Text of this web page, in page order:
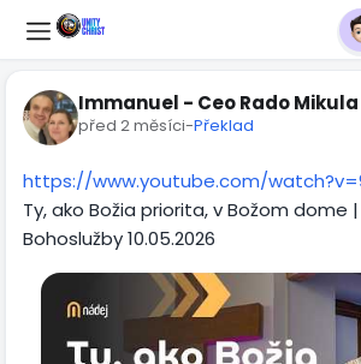
Immanuel - Ceo Rado Mikula
před 2 měsíci-Překlad
https://www.youtube.com/
Ty, ako Božia priorita, v Božom dome
Bohoslužby 10.05.2026